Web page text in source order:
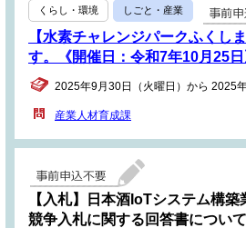
くらし・環境 しごと・産業
【水素チャレンジパークふくし
す。《開催日：令和7年10月25日
2025年9月30日（火曜日）から 2025
産業人材育成課
【入札】日本酒IoTシステム構
競争入札に関する回答書について